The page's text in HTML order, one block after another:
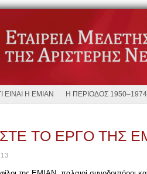
ΕΙΝΑΙ Η ΕΜΙΑΝ Η ΠΕΡΙΟΔΟΣ 1950–1974
ΤΟ ΕΡΓΟ ΤΗΣ